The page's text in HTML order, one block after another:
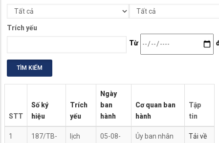
Trích yếu
Từ
STT
Số ký
hiệu
Trích
yếu
Ngày
ban
hành
Cơ quan ban
hành
Tập
tin
1
187/TB-
lịch
05-08-
Ủy ban nhân
Tải về